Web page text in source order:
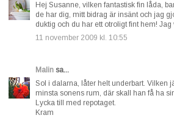
Hej Susanne, vilken fantastisk fin låda,
de har dig, mitt bidrag är insänt och jag
duktig och du har ett otroligt fint hem!
11 november 2009 kl. 10:55
Malin sa...
Sol i dalarna, låter helt underbart. Vilken
minsta sonens rum, där skall han få ha
Lycka till med repotaget.
Kram